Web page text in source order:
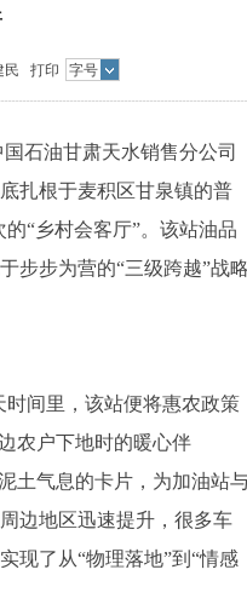
民 打印 字号
石油甘肃天水销售分公司
扎根于麦积区甘泉镇的普
“乡村会客厅”。该站油品
步步为营的“三级跨越”战略
间里，该站便将惠农政策
农户下地时的暖心伴
土气息的卡片，为加油站
边地区迅速提升，很多车
现了从“物理落地”到“情感